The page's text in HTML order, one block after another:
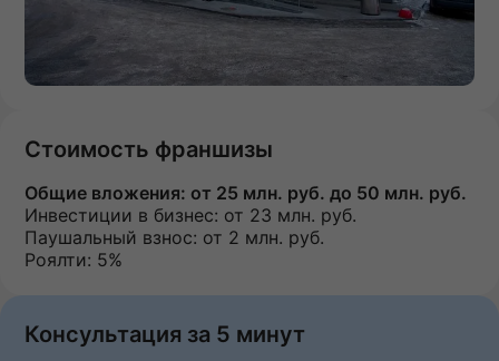
Стоимость франшизы
Общие вложения: от 25 млн. руб. до 50 млн. руб.
Инвестиции в бизнес: от 23 млн. руб.
Паушальный взнос: от 2 млн. руб.
Роялти: 5%
Консультация за 5 минут